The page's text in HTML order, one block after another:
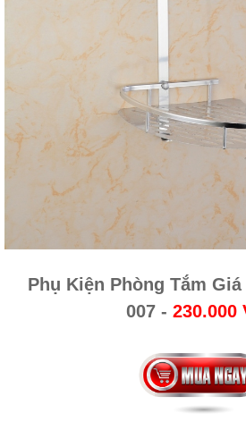
Phụ Kiện Phòng Tắm
007- 230.000